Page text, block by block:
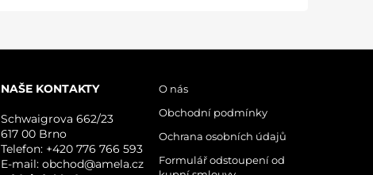
NAŠE KONTAKTY
Schwaigrova 662/23
617 00 Brno
Telefon: +420 776 766 593
E-mail: obchod@amela.cz
O nás
Obchodní podmínky
Ochrana osobních údajů
Formulář odstoupení od